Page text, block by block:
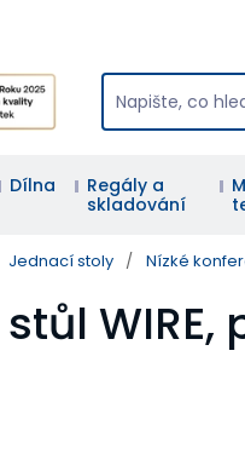
Dílna
Regály a
skladování
Jednací stoly / Nízké
WIRE,